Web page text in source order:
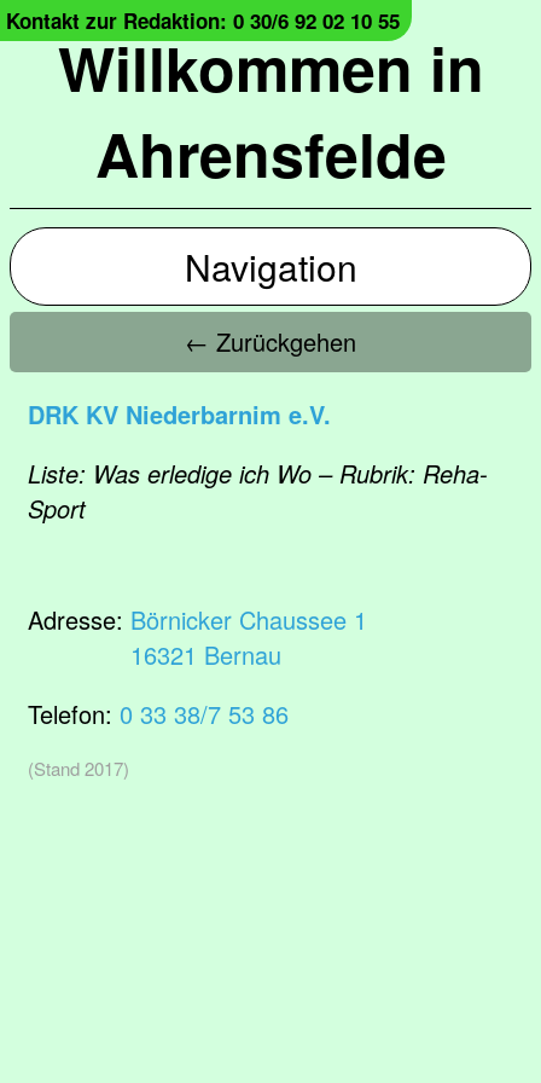
Willkommen in
Ahrensfelde
Kontakt zur Redaktion: 0 30/6 92 02 10 55
Navigation
← Zurückgehen
DRK KV Niederbarnim e.V.
Liste: Was erledige ich Wo – Rubrik: Reha-
Sport
Adresse: Börnicker Chaussee 1
16321 Bernau
Telefon: 0 33 38/7 53 86
(Stand 2017)